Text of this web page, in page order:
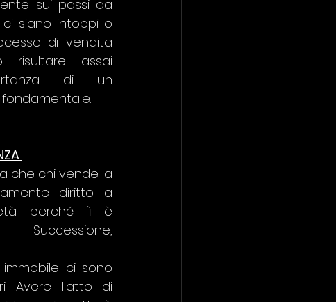
sui passi da
siano intoppi o
di vendita
assai
di un
che chi vende la
diritto a
perché lì è
ci sono
Avere l'atto di